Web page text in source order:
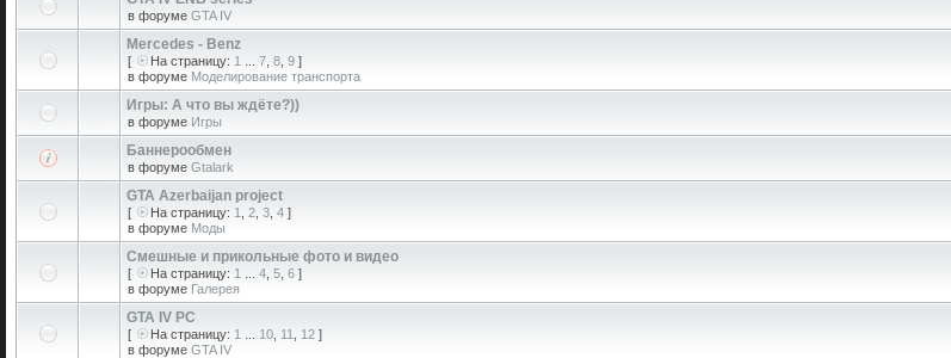
в форуме GTA IV
Mercedes - Benz
[ На страницу: 1 7 8 9 ]
в форуме Моделирование транспорта
Игры: А что вы ждёте?))
в форуме Игры
Баннерообмен
в форуме Gtalark
GTA Azerbaijan project
[ На страницу: 1 2 3 4 ]
в форуме Моды
Смешные и прикольные фото и видео
[ На страницу: 1 4 5 6 ]
в форуме Галерея
GTA IV PC
[ На страницу: 1 10 11 12 ]
в форуме GTA IV